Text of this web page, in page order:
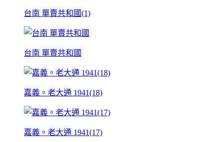
台南 單賣共和國(1)
台南 單賣共和國
嘉義。老大通 1941(18)
嘉義。老大通 1941(17)